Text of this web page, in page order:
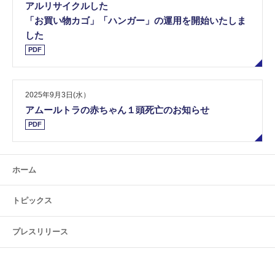
アルリサイクルした
「お買い物カゴ」「ハンガー」の運用を開始いたしま
した
PDF
2025年9月3日(水）
アムールトラの赤ちゃん１頭死亡のお知らせ
PDF
ホーム
トピックス
プレスリリース